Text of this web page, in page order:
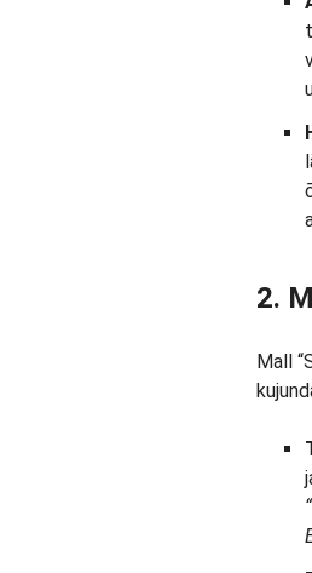
2.
Mall